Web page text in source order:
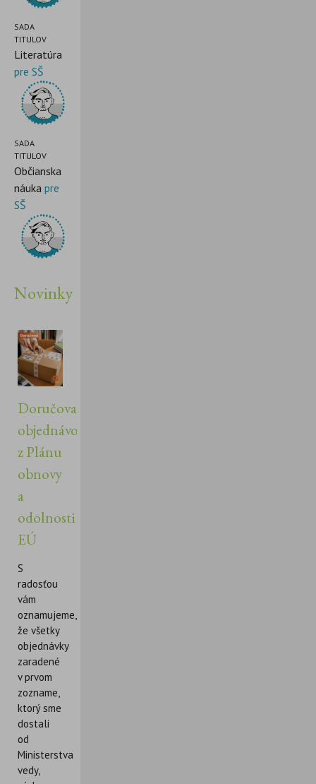
SADA
TITULOV
Literatúra
pre SŠ
SADA
TITULOV
Občianska
náuka pre
SŠ
Novinky
Doručovanie
objednávok
z Plánu
obnovy
a
odolnosti
EÚ
S
radosťou
vám
oznamujeme,
že všetky
objednávky
zaradené
v prvom
zozname,
ktorý sme
dostali
od
Ministerstva
vedy,